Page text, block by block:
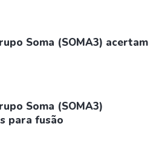
Soma (SOMA3) acertam
Soma (SOMA3)
para fusão